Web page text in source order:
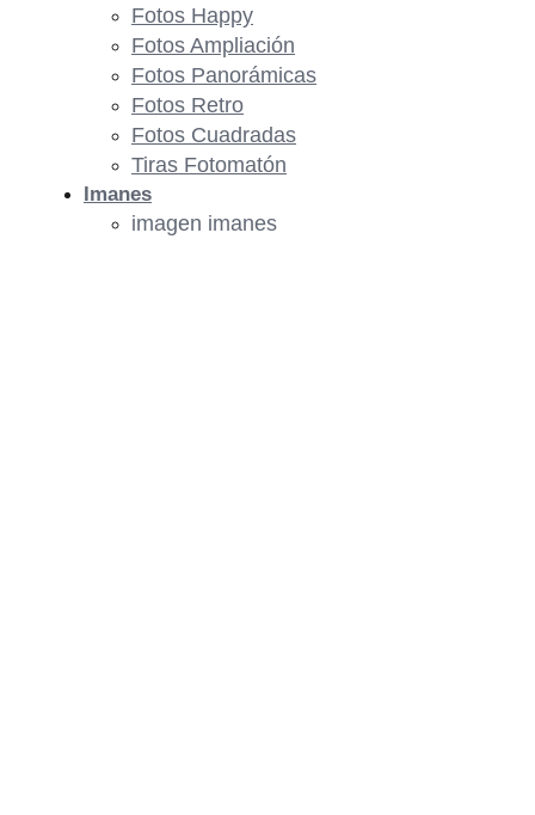
Fotos Happy
Fotos Ampliación
Fotos Panorámicas
Fotos Retro
Fotos Cuadradas
Tiras Fotomatón
Imanes
imagen imanes